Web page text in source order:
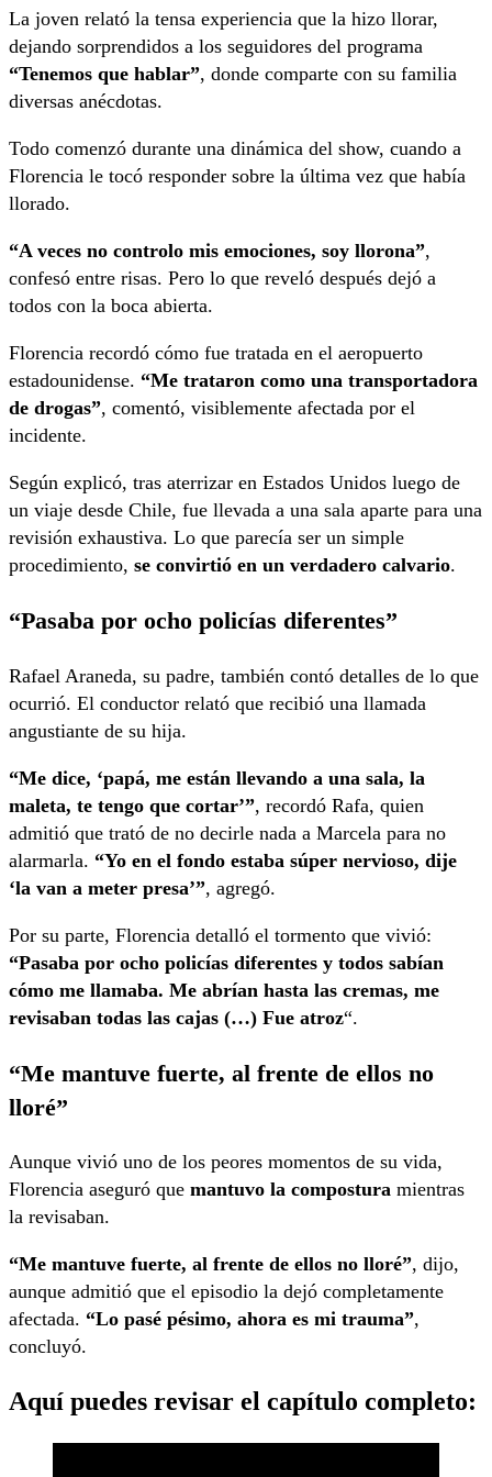
La joven relató la tensa experiencia que la hizo llorar,
dejando sorprendidos a los seguidores del programa
“Tenemos que hablar”, donde comparte con su familia
diversas anécdotas.
Todo comenzó durante una dinámica del show, cuando a
Florencia le tocó responder sobre la última vez que había
llorado.
“A veces no controlo mis emociones, soy llorona”,
confesó entre risas. Pero lo que reveló después dejó a
todos con la boca abierta.
Florencia recordó cómo fue tratada en el aeropuerto
estadounidense. “Me trataron como una transportadora
de drogas”, comentó, visiblemente afectada por el
incidente.
Según explicó, tras aterrizar en Estados Unidos luego de
un viaje desde Chile, fue llevada a una sala aparte para una
revisión exhaustiva. Lo que parecía ser un simple
procedimiento, se convirtió en un verdadero calvario.
“Pasaba por ocho policías diferentes”
Rafael Araneda, su padre, también contó detalles de lo que
ocurrió. El conductor relató que recibió una llamada
angustiante de su hija.
“Me dice, ‘papá, me están llevando a una sala, la
maleta, te tengo que cortar’”, recordó Rafa, quien
admitió que trató de no decirle nada a Marcela para no
alarmarla. “Yo en el fondo estaba súper nervioso, dije
‘la van a meter presa’”, agregó.
Por su parte, Florencia detalló el tormento que vivió:
“Pasaba por ocho policías diferentes y todos sabían
cómo me llamaba. Me abrían hasta las cremas, me
revisaban todas las cajas (…) Fue atroz“.
“Me mantuve fuerte, al frente de ellos no
lloré”
Aunque vivió uno de los peores momentos de su vida,
Florencia aseguró que mantuvo la compostura mientras
la revisaban.
“Me mantuve fuerte, al frente de ellos no lloré”, dijo,
aunque admitió que el episodio la dejó completamente
afectada. “Lo pasé pésimo, ahora es mi trauma”,
concluyó.
Aquí puedes revisar el capítulo completo: